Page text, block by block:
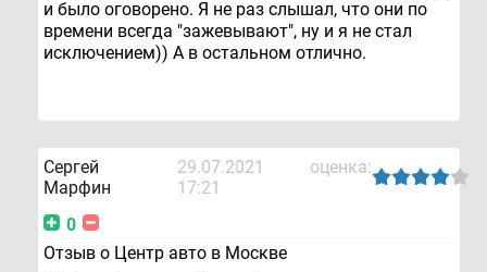
и было оговорено. Я не раз слышал, что они по
времени всегда "зажевывают", ну и я не стал
исключением)) А в остальном отлично.
Сергей
Марфин
29.07.2021
17:21
оценка:
0
Отзыв о Центр авто в Москве